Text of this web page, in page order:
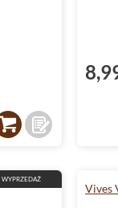
WYPRZEDAŻ
Vives